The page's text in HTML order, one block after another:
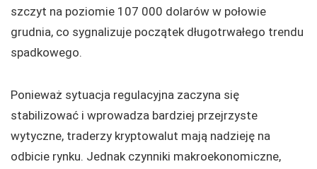
szczyt na poziomie 107 000 dolarów w połowie
grudnia, co sygnalizuje początek długotrwałego trendu
spadkowego.
Ponieważ sytuacja regulacyjna zaczyna się
stabilizować i wprowadza bardziej przejrzyste
wytyczne, traderzy kryptowalut mają nadzieję na
odbicie rynku. Jednak czynniki makroekonomiczne,